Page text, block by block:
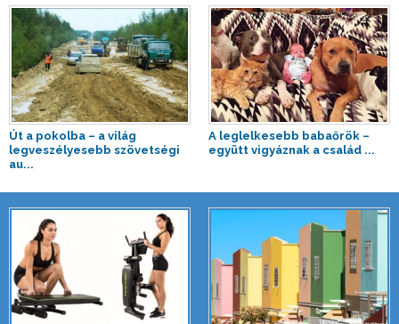
Út a pokolba – a világ
legveszélyesebb szövetségi
au...
A leglelkesebb babaőrök –
együtt vigyáznak a család ...